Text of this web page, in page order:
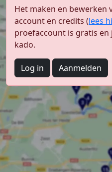
Het maken en bewerken
account en credits (lees
proefaccount is gratis
kado.
Log in Aanmelden